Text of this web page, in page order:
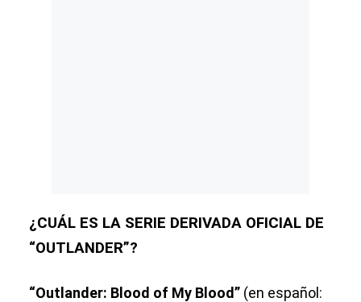
¿CUÁL ES LA SERIE DERIVADA OFICIAL DE
“OUTLANDER”?
“Outlander: Blood of My Blood” (en español: